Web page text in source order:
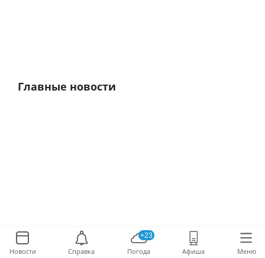
Главные новости
Новости Справка
+23
Погода Афиша Меню